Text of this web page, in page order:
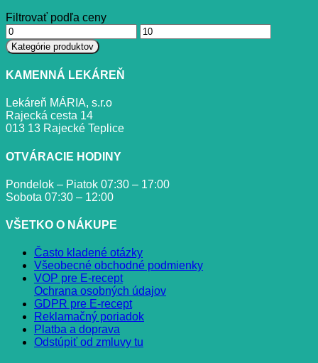
Filtrovať podľa ceny
Minimálna
cena
Maximálna
cena
Kategórie produktov
KAMENNÁ LEKÁREŇ
Lekáreň MÁRIA, s.r.o
Rajecká cesta 14
013 13 Rajecké Teplice
OTVÁRACIE HODINY
Pondelok – Piatok 07:30 – 17:00
Sobota 07:30 – 12:00
VŠETKO O NÁKUPE
Často kladené otázky
Všeobecné obchodné podmienky
VOP pre E-recept
Ochrana osobných údajov
GDPR pre E-recept
Reklamačný poriadok
Platba a doprava
Odstúpiť od zmluvy tu